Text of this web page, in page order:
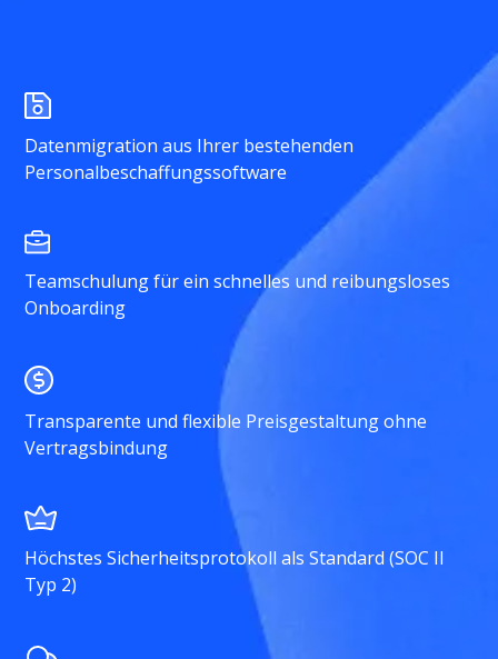
Datenmigration aus Ihrer bestehenden
Personalbeschaffungssoftware
Teamschulung für ein schnelles und reibungsloses
Onboarding
Transparente und flexible Preisgestaltung ohne
Vertragsbindung
Höchstes Sicherheitsprotokoll als Standard (SOC II
Typ 2)